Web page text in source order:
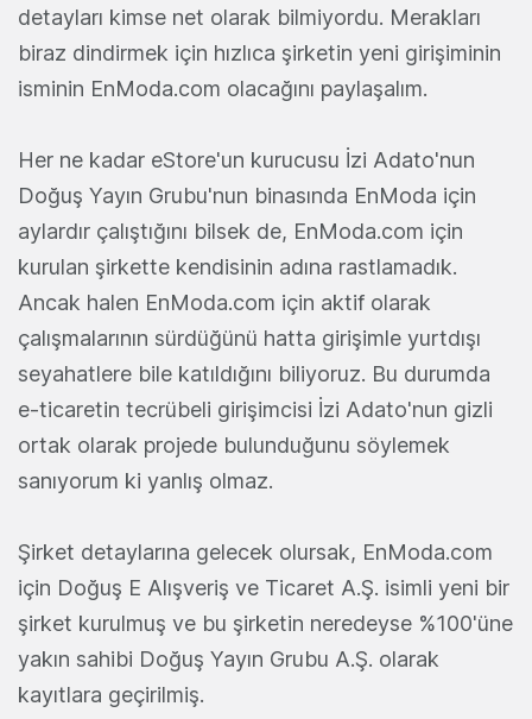
detayları kimse net olarak bilmiyordu. Merakları
biraz dindirmek için hızlıca şirketin yeni girişiminin
isminin EnModa.com olacağını paylaşalım.
Her ne kadar eStore'un kurucusu İzi Adato'nun
Doğuş Yayın Grubu'nun binasında EnModa için
aylardır çalıştığını bilsek de, EnModa.com için
kurulan şirkette kendisinin adına rastlamadık.
Ancak halen EnModa.com için aktif olarak
çalışmalarının sürdüğünü hatta girişimle yurtdışı
seyahatlere bile katıldığını biliyoruz. Bu durumda
e-ticaretin tecrübeli girişimcisi İzi Adato'nun gizli
ortak olarak projede bulunduğunu söylemek
sanıyorum ki yanlış olmaz.
Şirket detaylarına gelecek olursak, EnModa.com
için Doğuş E Alışveriş ve Ticaret A.Ş. isimli yeni bir
şirket kurulmuş ve bu şirketin neredeyse %100'üne
yakın sahibi Doğuş Yayın Grubu A.Ş. olarak
kayıtlara geçirilmiş.